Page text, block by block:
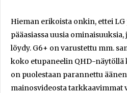
Hieman erikoista onkin, ettei LG
pääasiassa uusia
löydy. G6+ on varustettu mm.
koko etupaneelin QHD-näytöllä
on puolestaan parannettu
mainosvideosta tarkkaavimmat